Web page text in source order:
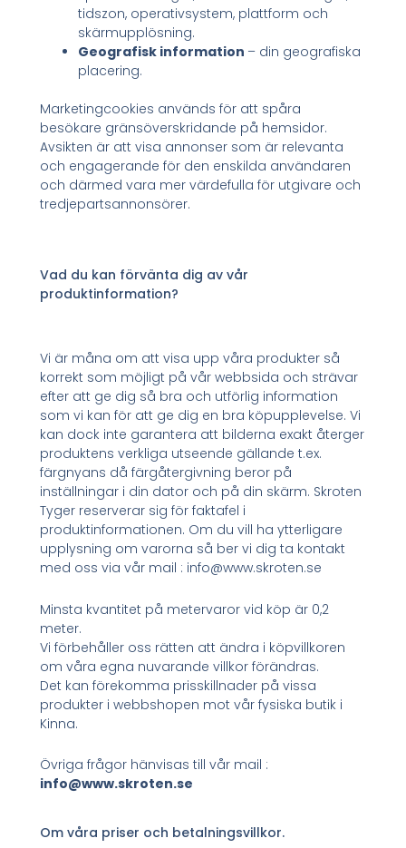
tidszon, operativsystem, plattform och
skärmupplösning.
Geografisk information – din geografiska
placering.
Marketingcookies används för att spåra
besökare gränsöverskridande på hemsidor.
Avsikten är att visa annonser som är relevanta
och engagerande för den enskilda användaren
och därmed vara mer värdefulla för utgivare och
tredjepartsannonsörer.
Vad du kan förvänta dig av vår
produktinformation?
Vi är måna om att visa upp våra produkter så
korrekt som möjligt på vår webbsida och strävar
efter att ge dig så bra och utförlig information
som vi kan för att ge dig en bra köpupplevelse. Vi
kan dock inte garantera att bilderna exakt återger
produktens verkliga utseende gällande t.ex.
färgnyans då färgåtergivning beror på
inställningar i din dator och på din skärm. Skroten
Tyger reserverar sig för faktafel i
produktinformationen. Om du vill ha ytterligare
upplysning om varorna så ber vi dig ta kontakt
med oss via vår mail : info@www.skroten.se
Minsta kvantitet på metervaror vid köp är 0,2
meter.
Vi förbehåller oss rätten att ändra i köpvillkoren
om våra egna nuvarande villkor förändras.
Det kan förekomma prisskillnader på vissa
produkter i webbshopen mot vår fysiska butik i
Kinna.
Övriga frågor hänvisas till vår mail :
info@www.skroten.se
Om våra priser och betalningsvillkor.